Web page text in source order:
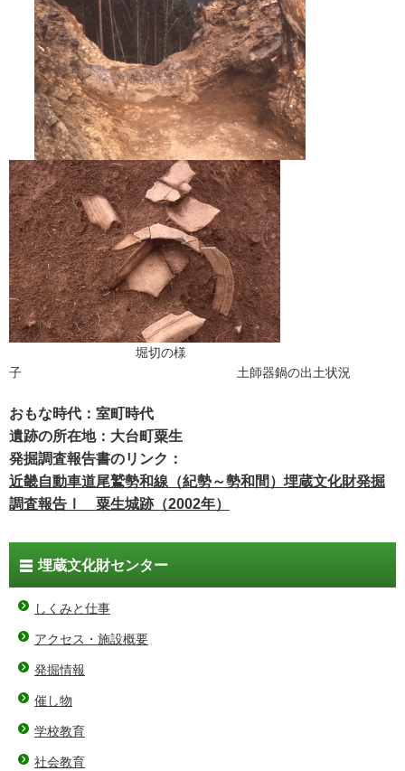
堀切の様
子 土師器鍋の出土状況
おもな時代：室町時代
遺跡の所在地：大台町粟生
発掘調査報告書のリンク：
近畿自動車道尾鷲勢和線（紀勢～勢和間）埋蔵文化財発掘
調査報告Ⅰ 粟生城跡（2002年）
埋蔵文化財センター
しくみと仕事
アクセス・施設概要
発掘情報
催し物
学校教育
社会教育